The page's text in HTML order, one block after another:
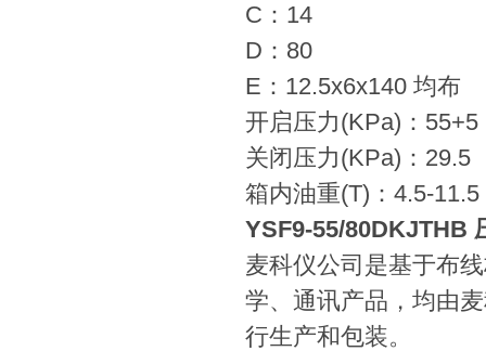
C：14
D：80
E：12.5x6x140 均布
开启压力(KPa)：55+5
关闭压力(KPa)：29.5
箱内油重(T)：4.5-11.5
YSF9-55/80DKJTHB
麦科仪公司是基于布
学、通讯产品，均由
行生产和包装。